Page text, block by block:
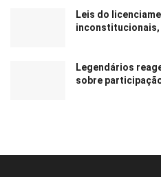
Leis do
inconstitucionais,
Legendários
sobre